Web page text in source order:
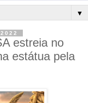
▼
estreia no
estátua pela